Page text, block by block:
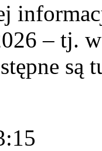
– tj.
są